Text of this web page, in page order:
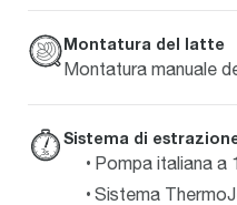
Montatura del latte
Montatura manuale
Sistema di
Pompa italiana a
Sistema